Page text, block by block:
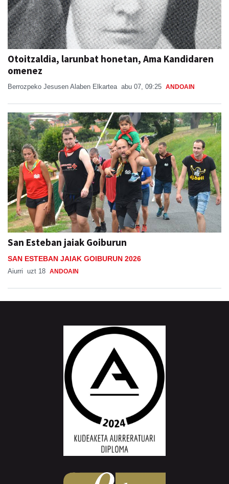
Otoitzaldia, larunbat honetan, Ama Kandidaren
omenez
Berrozpeko Jesusen Alaben Elkartea abu 07, 09:25 ANDOAIN
San Esteban jaiak Goiburun
SAN ESTEBAN JAIAK GOIBURUN 2026
Aiurri uzt 18 ANDOAIN